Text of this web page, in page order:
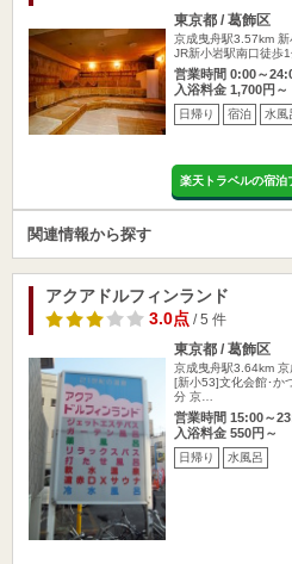
東京都 / 葛飾区
京成曳舟駅3.57km 新
JR新小岩駅南口徒歩
営業時間 0:00～
入浴料金 1,700円～
日帰り 宿泊 水風
楽天トラベルの宿泊
関連情報から探す
アクアドルフィンランド
3.0点/ 5 件
東京都 / 葛飾区
京成曳舟駅3.64km 京
[新小53]文化会館･か
分 京…
営業時間 15:00～
入浴料金 550円～
日帰り 水風呂